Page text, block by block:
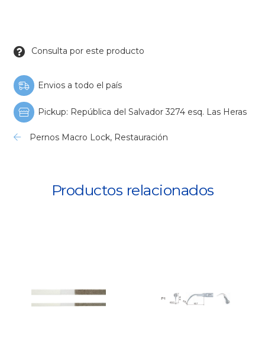
Consulta por este producto
Envios a todo el país
Pickup: República del Salvador 3274 esq. Las Heras
Pernos Macro Lock, Restauración
Productos relacionados